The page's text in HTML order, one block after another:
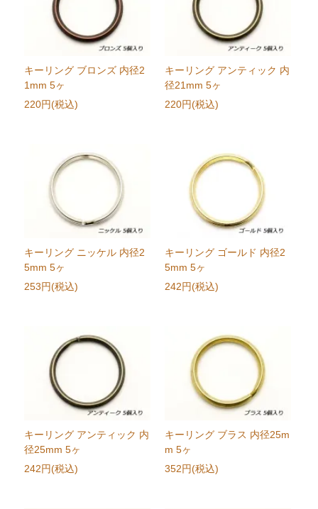
キーリング ブロンズ 内径2
1mm 5ヶ
220円(税込)
キーリング アンティック 内
径21mm 5ヶ
220円(税込)
キーリング ニッケル 内径2
5mm 5ヶ
253円(税込)
キーリング ゴールド 内径2
5mm 5ヶ
242円(税込)
キーリング アンティック 内
径25mm 5ヶ
242円(税込)
キーリング ブラス 内径25m
m 5ヶ
352円(税込)